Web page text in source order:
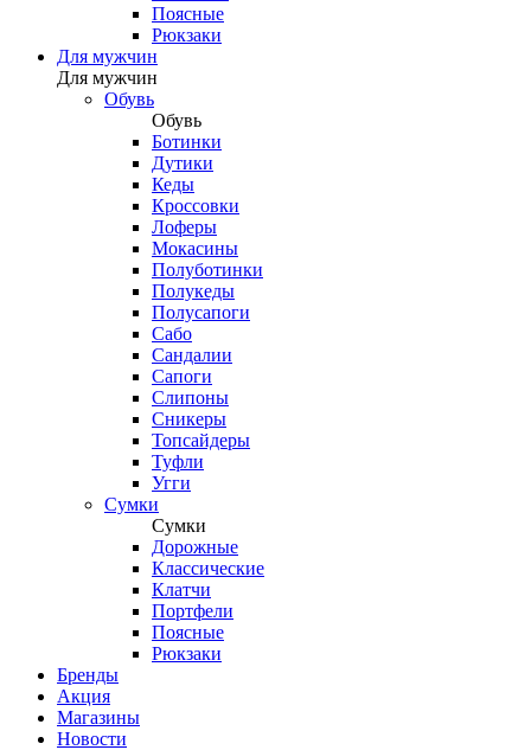
Поясные
Рюкзаки
Для мужчин
Для мужчин
Обувь
Обувь
Ботинки
Дутики
Кеды
Кроссовки
Лоферы
Мокасины
Полуботинки
Полукеды
Полусапоги
Сабо
Сандалии
Сапоги
Слипоны
Сникеры
Топсайдеры
Туфли
Угги
Сумки
Сумки
Дорожные
Классические
Клатчи
Портфели
Поясные
Рюкзаки
Бренды
Акция
Магазины
Новости